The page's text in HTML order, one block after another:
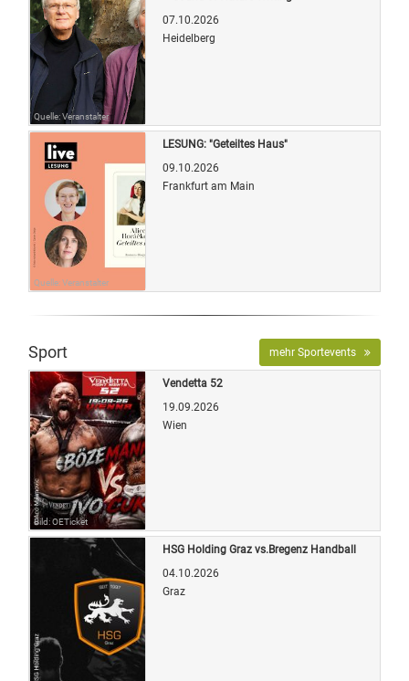
Quelle: Veranstalter
07.10.2026
Heidelberg
Quelle: Veranstalter
LESUNG: "Geteiltes Haus"
09.10.2026
Frankfurt am Main
Sport mehr Sportevents
Bild: OETicket
Vendetta 52
19.09.2026
Wien
HSG Holding Graz vs.Bregenz Handball
04.10.2026
Graz